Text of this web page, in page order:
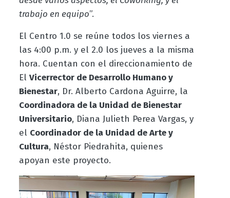
trabajo en equipo”.
El Centro 1.0 se reúne todos los viernes a
las 4:00 p.m. y el 2.0 los jueves a la misma
hora. Cuentan con el direccionamiento de
El Vicerrector de Desarrollo Humano y
Bienestar, Dr. Alberto Cardona Aguirre, la
Coordinadora de la Unidad de Bienestar
Universitario, Diana Julieth Perea Vargas, y
el Coordinador de la Unidad de Arte y
Cultura, Néstor Piedrahita, quienes
apoyan este proyecto.